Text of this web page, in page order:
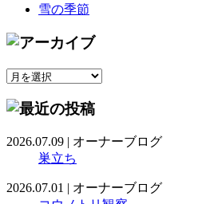
雪の季節
2026.07.09 | オーナーブログ
巣立ち
2026.07.01 | オーナーブログ